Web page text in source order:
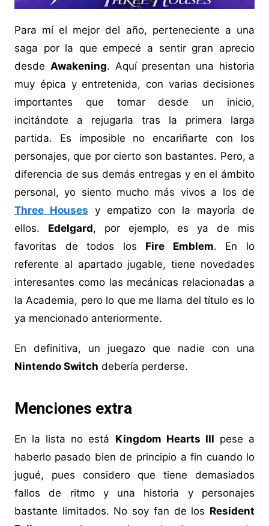
Para mí el mejor del año, perteneciente a una
saga por la que empecé a sentir gran aprecio
desde Awakening. Aquí presentan una historia
muy épica y entretenida, con varias decisiones
importantes que tomar desde un inicio,
incitándote a rejugarla tras la primera larga
partida. Es imposible no encariñarte con los
personajes, que por cierto son bastantes. Pero, a
diferencia de sus demás entregas y en el ámbito
personal, yo siento mucho más vivos a los de
Three Houses y empatizo con la mayoría de
ellos. Edelgard, por ejemplo, es ya de mis
favoritas de todos los Fire Emblem. En lo
referente al apartado jugable, tiene novedades
interesantes como las mecánicas relacionadas a
la Academia, pero lo que me llama del título es lo
ya mencionado anteriormente.
En definitiva, un juegazo que nadie con una
Nintendo Switch debería perderse.
Menciones extra
En la lista no está Kingdom Hearts III pese a
haberlo pasado bien de principio a fin cuando lo
jugué, pues considero que tiene demasiados
fallos de ritmo y una historia y personajes
bastante limitados. No soy fan de los Resident